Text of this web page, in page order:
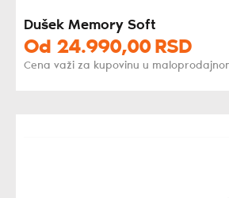
Dušek Memory Soft
Od 24.990,00 RSD
Cena važi za kupovinu u